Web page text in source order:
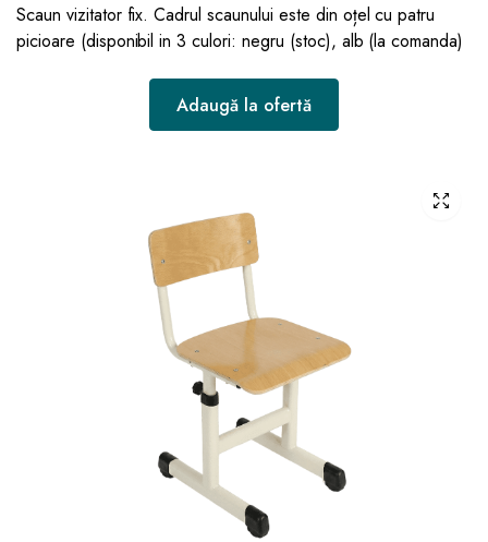
Scaun vizitator fix. Cadrul scaunului este din oțel cu patru
picioare (disponibil in 3 culori: negru (stoc), alb (la comanda)
Adaugă la ofertă